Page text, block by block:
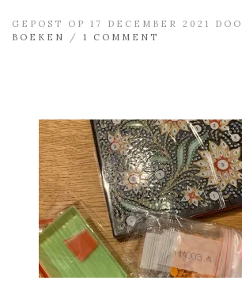
GEPOST OP 17 DECEMBER 2021
BOEKEN
/ 1 COMMENT